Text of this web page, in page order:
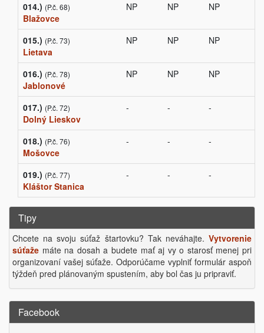
014.) (P.č. 68)
Blažovce
NP NP NP
015.) (P.č. 73)
Lietava
NP NP NP
016.) (P.č. 78)
Jablonové
NP NP NP
017.) (P.č. 72)
Dolný Lieskov
- - -
018.) (P.č. 76)
Mošovce
- - -
019.) (P.č. 77)
Kláštor Stanica
- - -
Tipy
Chcete na svoju súťaž štartovku? Tak neváhajte. Vytvorenie
súťaže máte na dosah a budete mať aj vy o starosť menej pri
organizovaní vašej súťaže. Odporúčame vyplniť formulár aspoň
týždeň pred plánovaným spustením, aby bol čas ju pripraviť.
Facebook